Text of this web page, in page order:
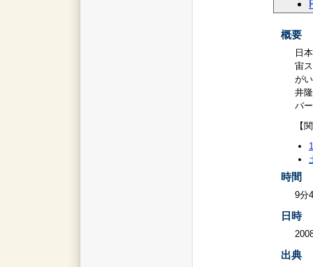
概要
日
宙
が
井
バ
【
時間
9分
日時
出典